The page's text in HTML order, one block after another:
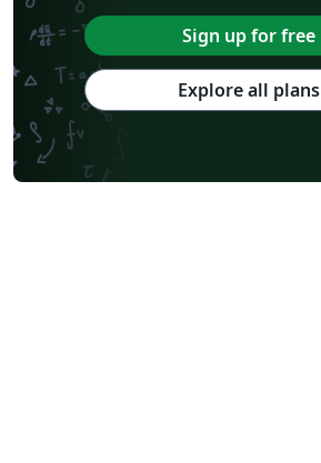
Sign up for free
Explore all plans